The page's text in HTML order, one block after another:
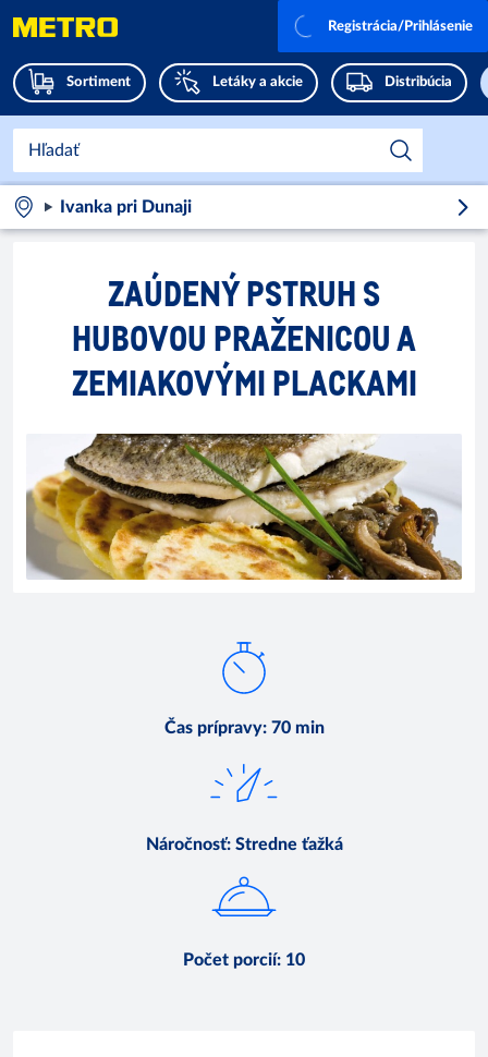
Sortiment Letáky a akcie Distribúcia
Registrácia/Prihlásenie
Ivanka pri Dunaji
ZAÚDENÝ PSTRUH S
HUBOVOU PRAŽENICOU A
ZEMIAKOVÝMI PLACKAMI
Čas prípravy: 70 min
Náročnosť: Stredne ťažká
Počet porcií: 10